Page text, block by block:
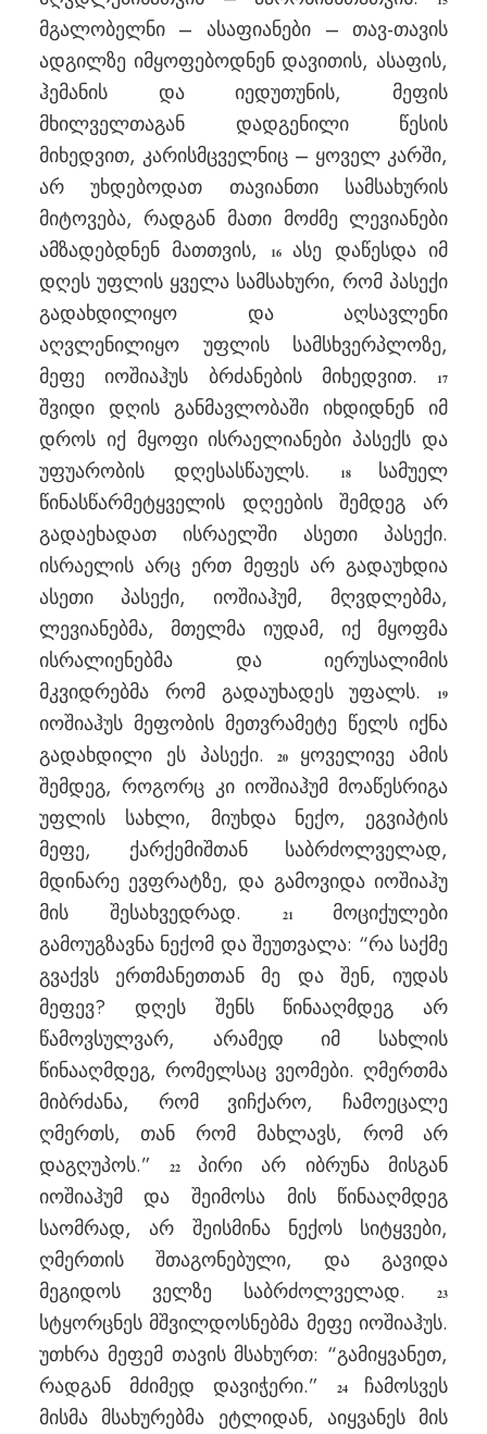
მგალობელნი – ასაფიანები – თავ-თავის
ადგილზე იმყოფებოდნენ დავითის, ასაფის,
ჰემანის და იედუთუნის, მეფის
მხილველთაგან დადგენილი წესის
მიხედვით, კარისმცველნიც – ყოველ კარში,
არ უხდებოდათ თავიანთი სამსახურის
მიტოვება, რადგან მათი მოძმე ლევიანები
ამზადებდნენ მათთვის,
16 ასე დაწესდა იმ
დღეს უფლის ყველა სამსახური, რომ პასექი
გადახდილიყო და აღსავლენი
აღვლენილიყო უფლის სამსხვერპლოზე,
მეფე იოშიაჰუს ბრძანების მიხედვით.
17
შვიდი დღის განმავლობაში იხდიდნენ იმ
დროს იქ მყოფი ისრაელიანები პასექს და
უფუარობის დღესასწაულს.
18 სამუელ
წინასწარმეტყველის დღეების შემდეგ არ
გადაეხადათ ისრაელში ასეთი პასექი.
ისრაელის არც ერთ მეფეს არ გადაუხდია
ასეთი პასექი, იოშიაჰუმ, მღვდლებმა,
ლევიანებმა, მთელმა იუდამ, იქ მყოფმა
ისრალიენებმა და იერუსალიმის
მკვიდრებმა რომ გადაუხადეს უფალს.
19
იოშიაჰუს მეფობის მეთვრამეტე წელს იქნა
გადახდილი ეს პასექი.20 ყოველივე ამის
შემდეგ, როგორც კი იოშიაჰუმ მოაწესრიგა
უფლის სახლი, მიუხდა ნექო, ეგვიპტის
მეფე, ქარქემიშთან საბრძოლველად,
მდინარე ევფრატზე, და გამოვიდა იოშიაჰუ
მის შესახვედრად.21 მოციქულები
გამოუგზავნა ნექომ და შეუთვალა: “რა საქმე
გვაქვს ერთმანეთთან მე და შენ, იუდას
მეფევ? დღეს შენს წინააღმდეგ არ
წამოვსულვარ, არამედ იმ სახლის
წინააღმდეგ, რომელსაც ვეომები. ღმერთმა
მიბრძანა, რომ ვიჩქარო, ჩამოეცალე
ღმერთს, თან რომ მახლავს, რომ არ
დაგღუპოს.”22 პირი არ იბრუნა მისგან
იოშიაჰუმ და შეიმოსა მის წინააღმდეგ
საომრად, არ შეისმინა ნექოს სიტყვები,
ღმერთის შთაგონებული, და გავიდა
მეგიდოს ველზე საბრძოლველად.23
სტყორცნეს მშვილდოსნებმა მეფე იოშიაჰუს.
უთხრა მეფემ თავის მსახურთ: “გამიყვანეთ,
რადგან მძიმედ დავიჭერი.”24 ჩამოსვეს
მისმა მსახურებმა ეტლიდან, აიყვანეს მის